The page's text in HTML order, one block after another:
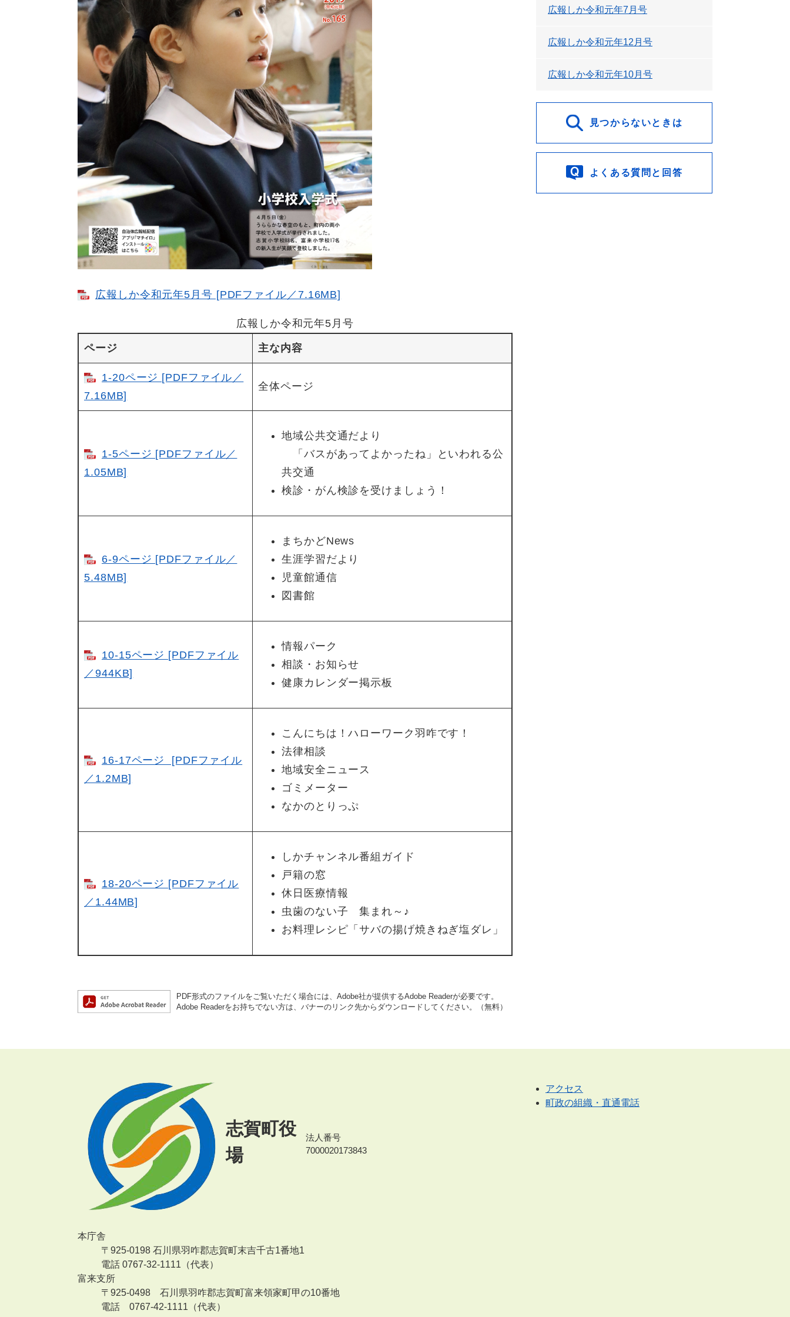
広報しか令和元年5月号 [PDFファイル／7.16MB]
広報しか令和元年5月号
ページ 主な内容
1-20ページ [PDFファイル／
7.16MB]
全体ページ
1-5ページ [PDFファイル／
1.05MB]
地域公共交通だより
「バスがあってよかったね」といわれる公
共交通
検診・がん検診を受けましょう！
6-9ページ [PDFファイル／
5.48MB]
まちかどNews
生涯学習だより
児童館通信
図書館
10-15ページ [PDFファイル
／944KB]
情報パーク
相談・お知らせ
健康カレンダー掲示板
16-17ページ [PDFファイル
／1.2MB]
こんにちは！ハローワーク羽咋です！
法律相談
地域安全ニュース
ゴミメーター
なかのとりっぷ
18-20ページ [PDFファイル
／1.44MB]
しかチャンネル番組ガイド
戸籍の窓
休日医療情報
虫歯のない子 集まれ～♪
お料理レシピ「サバの揚げ焼きねぎ塩ダレ」
PDF形式のファイルをご覧いただく場合には、Adobe社が提供するAdobe Readerが必要です。
Adobe Readerをお持ちでない方は、バナーのリンク先からダウンロードしてください。（無料）
広報しか令和元年7月号
広報しか令和元年12月号
広報しか令和元年10月号
見つからないときは
よくある質問と回答
志賀町役
場
法人番号
7000020173843
本庁舎
〒925-0198 石川県羽咋郡志賀町末吉千古1番地1
電話 0767-32-1111（代表）
富来支所
〒925-0498 石川県羽咋郡志賀町富来領家町甲の10番地
電話 0767-42-1111（代表）
アクセス
町政の組織・直通電話